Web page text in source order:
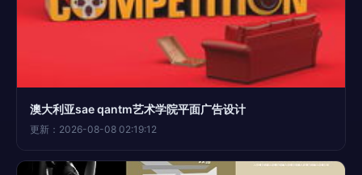
澳大利亚sae qantm艺术学院平面广告设计
更新：2026-08-08 02:19:12